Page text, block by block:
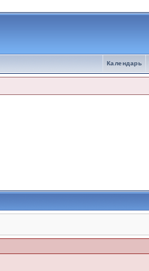
Календарь